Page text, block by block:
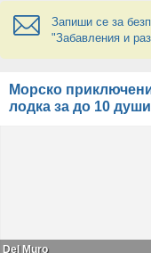
Запиши се за
"Забавления и
Морско
лодка за до 10 души
Del Muro